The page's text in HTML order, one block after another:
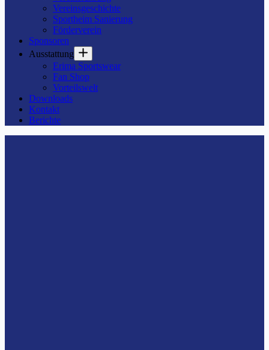
Vereinsgeschichte
Sportheim Sanierung
Förderverein
Sponsoren
Ausstattung
Erima Sportswear
Fan Shop
Vorteilswelt
Downloads
Kontakt
Berichte